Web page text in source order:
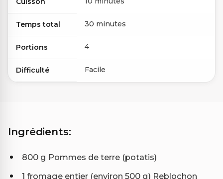
Temps total 30 minutes
Portions 4
Difficulté Facile
Ingrédients:
800 g Pommes de terre (potatis)
1 fromage entier (environ 500 g) Reblochon